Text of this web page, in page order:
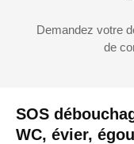
SOS
WC, évier,
Demandez votre
de